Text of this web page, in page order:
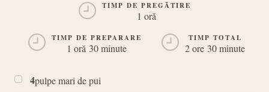
TIMP DE PREGĂTIRE
1 oră
TIMP DE PREPARARE
1 oră 30 minute
TIMP TOTAL
2 ore 30 minute
4pulpe mari de pui